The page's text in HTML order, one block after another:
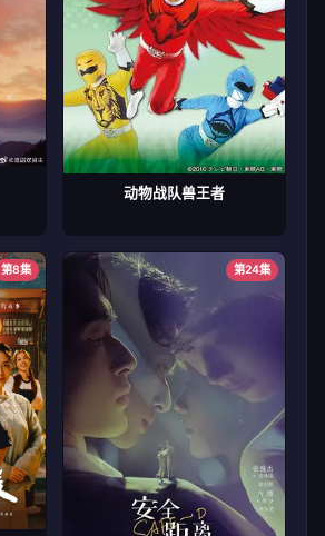
动物战队兽王者
第8集 第24集